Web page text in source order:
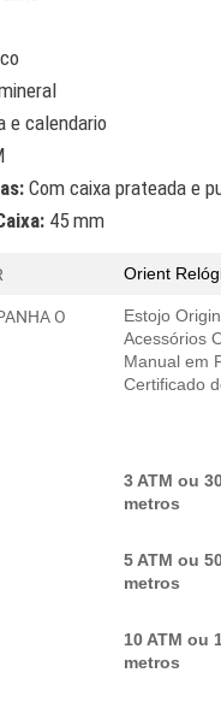
e calendario
Com caixa prateada e
45 mm
Orient
O
Estojo
Acessórios
Manual em
Certificado
3 ATM ou
metros
5 ATM ou
metros
10 ATM ou
metros